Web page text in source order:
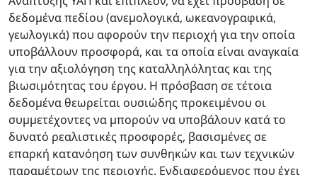
δεδομένα πεδίου (ανεμολογικά, ωκεανογραφικά,
γεωλογικά) που αφορούν την περιοχή για την οποία
υποβάλλουν προσφορά, και τα οποία είναι αναγκαία
για την αξιολόγηση της καταλληλόλητας και της
βιωσιμότητας του έργου. Η πρόσβαση σε τέτοια
δεδομένα θεωρείται ουσιώδης προκειμένου οι
συμμετέχοντες να μπορούν να υποβάλουν κατά το
δυνατό ρεαλιστικές προσφορές, βασισμένες σε
επαρκή κατανόηση των συνθηκών και των τεχνικών
παραμέτρων της περιοχής. Ενδιαφερόμενος που έχει